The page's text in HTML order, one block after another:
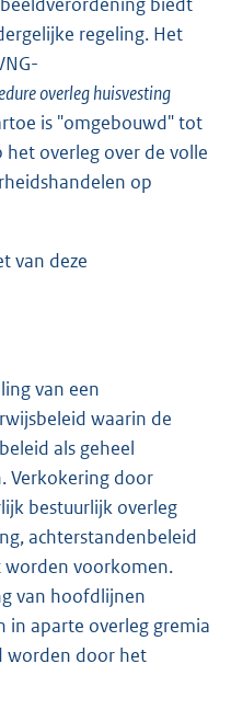
regeling. Het
overleg huisvesting
is "omgebouwd" tot
overleg over de volle
op
van deze
van een
waarin de
als geheel
Verkokering door
bestuurlijk overleg
achterstandenbeleid
worden voorkomen.
van hoofdlijnen
in aparte overleg gremia
worden door het